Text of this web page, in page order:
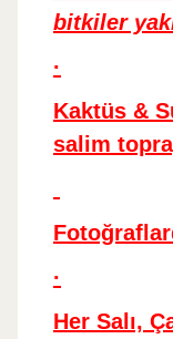
bitkiler
·
Kaktüs &
salim
·
Her Salı,